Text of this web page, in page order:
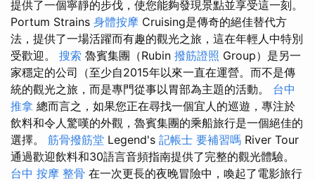
提供了一個寧靜的步伐，使您能夠發現景點並享受這一刻。
Portum Strains 身體按摩 Cruising是傳奇的絕佳替代方
法，提供了一場活躍而有趣的觀光之旅，這在年輕人中特別
受歡迎。 搜索 魯賓集團（Rubin 撥筋證照 Group）是另一
家穩定的公司（至少自2015年以來一直在運營。而不是傳
統的觀光之旅，而是專門從事以胃部為主題的活動。 台中
推拿 總而言之，如果您正在尋找一個宜人的巡遊，專注於
飲料和令人驚嘆的外觀，魯賓集團的乘船旅行是一個絕佳的
選擇。 筋骨撥筋堂 Legend's 記帳士 要補習嗎 River Tour
通過歡迎飲料和30語言音頻指南提供了完整的觀光體驗。
台中 按摩 整骨 在一次更長的夜晚冒險中，喚起了電影旅行